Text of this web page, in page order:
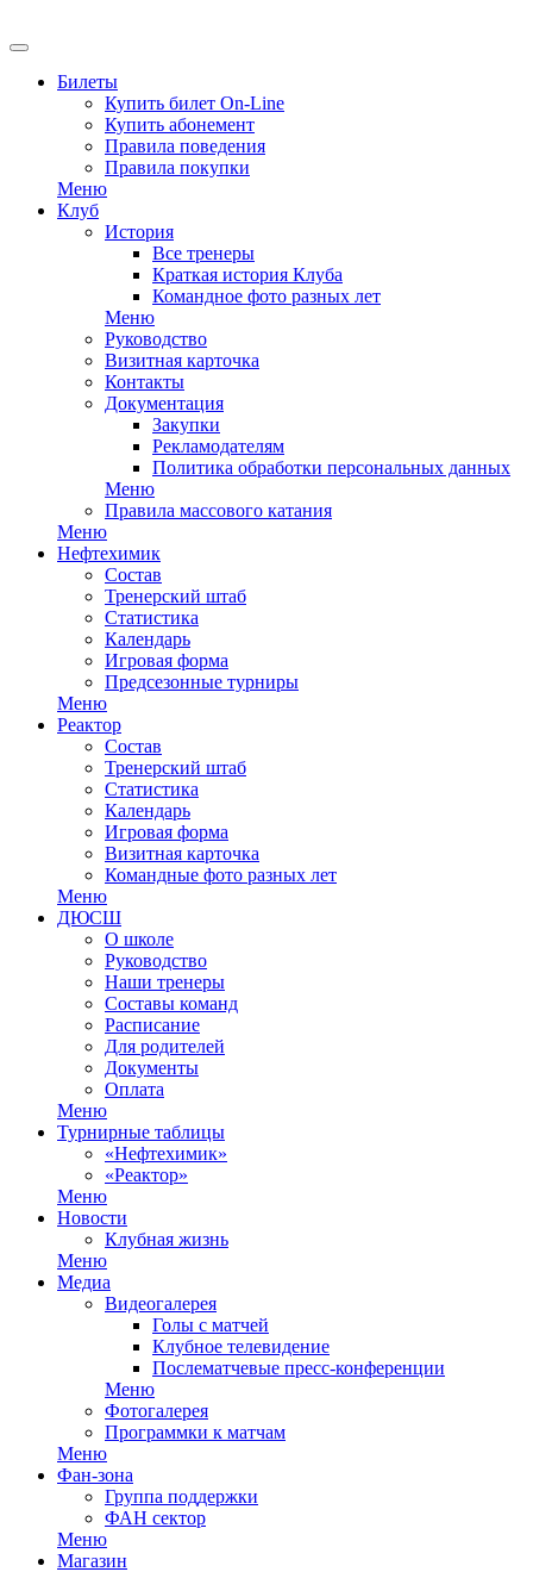
Билеты
Купить билет On-Line
Купить абонемент
Правила поведения
Правила покупки
Меню
Клуб
История
Все тренеры
Краткая история Клуба
Командное фото разных лет
Меню
Руководство
Визитная карточка
Контакты
Документация
Закупки
Рекламодателям
Политика обработки персональных данных
Меню
Правила массового катания
Меню
Нефтехимик
Состав
Тренерский штаб
Статистика
Календарь
Игровая форма
Предсезонные турниры
Меню
Реактор
Состав
Тренерский штаб
Статистика
Календарь
Игровая форма
Визитная карточка
Командные фото разных лет
Меню
ДЮСШ
О школе
Руководство
Наши тренеры
Составы команд
Расписание
Для родителей
Документы
Оплата
Меню
Турнирные таблицы
«Нефтехимик»
«Реактор»
Меню
Новости
Клубная жизнь
Меню
Медиа
Видеогалерея
Голы с матчей
Клубное телевидение
Послематчевые пресс-конференции
Меню
Фотогалерея
Программки к матчам
Меню
Фан-зона
Группа поддержки
ФАН сектор
Меню
Магазин